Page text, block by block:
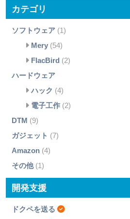
カテゴリ
ソフトウェア(1)
Mery(54)
FlacBird (2)
ハードウェア
ハック (4)
電子工作(2)
DTM (9)
ガジェット (7)
Amazon(4)
その他(1)
開発支援
ドクペを送る